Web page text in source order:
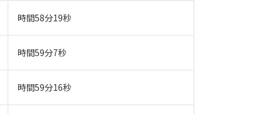
時間58分19秒
時間59分7秒
時間59分16秒